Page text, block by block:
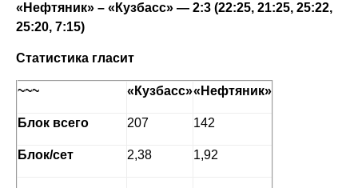
«Нефтяник» – «Кузбасс» — 2:3 (22:25, 21:25, 25:22,
25:20, 7:15)
Статистика гласит
~~~ « Кузбасс»« Нефтяник»
Блок всего 207 142
Блок/сет 2,38 1,92